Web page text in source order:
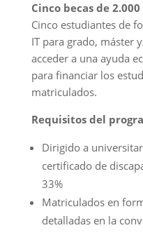
Cinco becas de
Cinco estudiantes de
IT para grado, máster
acceder a una ayuda
para financiar los
matriculados.
Requisitos del
Dirigido a
certificado de
33%
Matriculados en
detalladas en la